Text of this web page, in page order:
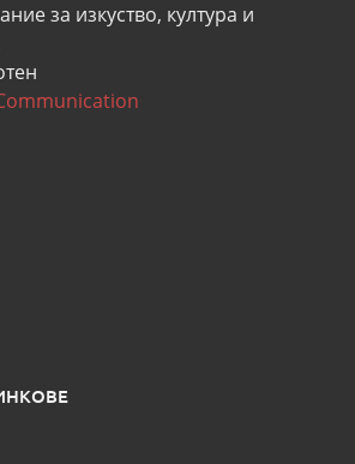
за изкуство, култура и